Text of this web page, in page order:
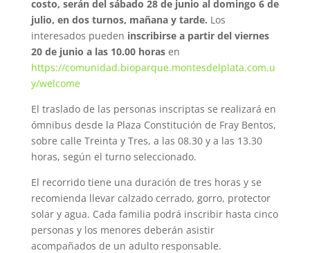
costo, serán del sábado 28 de junio al domingo 6 de
julio, en dos turnos, mañana y tarde. Los
interesados pueden inscribirse a partir del viernes
20 de junio a las 10.00 horas en
https://comunidad.bioparque.montesdelplata.com.u
y/welcome
El traslado de las personas inscriptas se realizará en
ómnibus desde la Plaza Constitución de Fray Bentos,
sobre calle Treinta y Tres, a las 08.30 y a las 13.30
horas, según el turno seleccionado.
El recorrido tiene una duración de tres horas y se
recomienda llevar calzado cerrado, gorro, protector
solar y agua. Cada familia podrá inscribir hasta cinco
personas y los menores deberán asistir
acompañados de un adulto responsable.